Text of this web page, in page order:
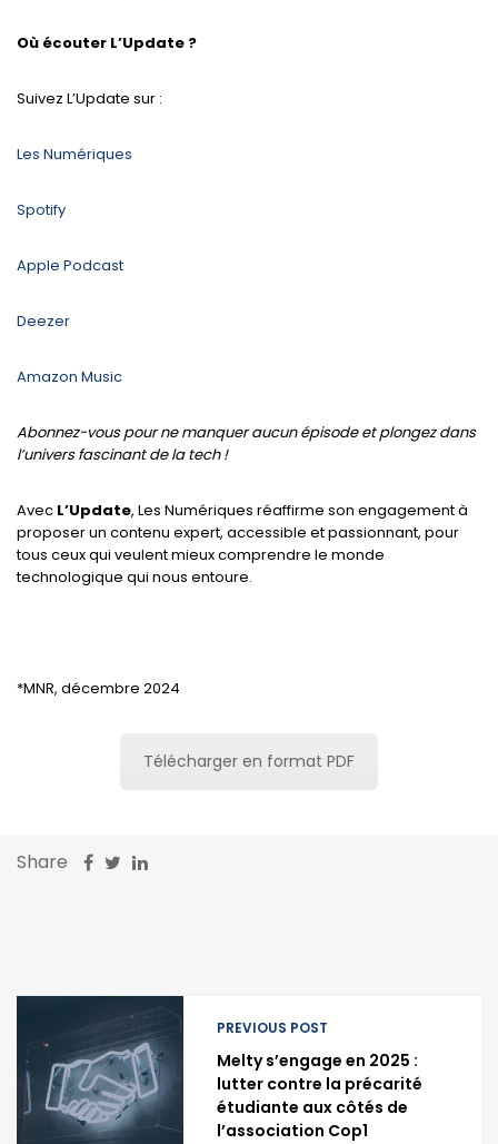
Où écouter L’Update ?
Suivez L’Update sur :
Les Numériques
Spotify
Apple Podcast
Deezer
Amazon Music
Abonnez-vous pour ne manquer aucun épisode et plongez dans
l’univers fascinant de la tech !
Avec L’Update, Les Numériques réaffirme son engagement à
proposer un contenu expert, accessible et passionnant, pour
tous ceux qui veulent mieux comprendre le monde
technologique qui nous entoure.
*MNR, décembre 2024
Télécharger en format PDF
Share
PREVIOUS POST
Melty s’engage en 2025 :
lutter contre la précarité
étudiante aux côtés de
l’association Cop1